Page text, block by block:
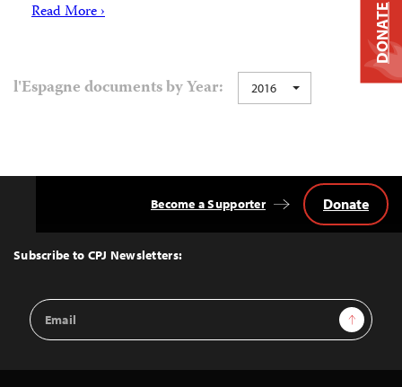
Read More ›
l'Espagne documents by Year: 2016
Top
Subscribe to CPJ Newsletters:
Email
Address
Sign Up
Become a Supporter Donate
DONATE